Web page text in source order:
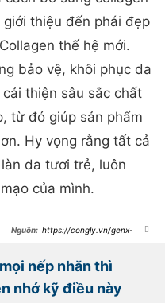
thiệu đến phái đẹp
thế hệ mới.
bảo vệ, khôi phục da
thiện sâu sắc chất
từ đó giúp sản phẩm
Hy vọng rằng tất cả
da tươi trẻ, luôn
của mình.
https://congly.vn/genx-
lan-da-phu-nu-201324.html
nếp nhăn thì
nhớ kỹ điều này